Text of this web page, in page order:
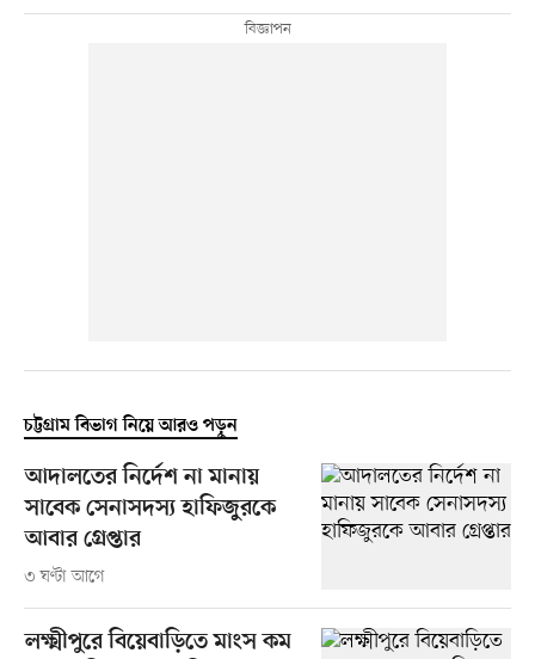
চট্টগ্রাম বিভাগ নিয়ে আরও পড়ুন
আদালতের নির্দেশ না মানায়
সাবেক সেনাসদস্য হাফিজুরকে
আবার গ্রেপ্তার
৩ ঘণ্টা আগে
লক্ষ্মীপুরে বিয়েবাড়িতে মাংস কম